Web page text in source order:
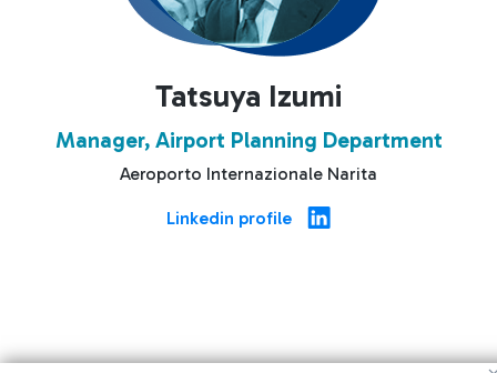
Tatsuya Izumi
Manager, Airport Planning Department
Aeroporto Internazionale Narita
Linkedin profile